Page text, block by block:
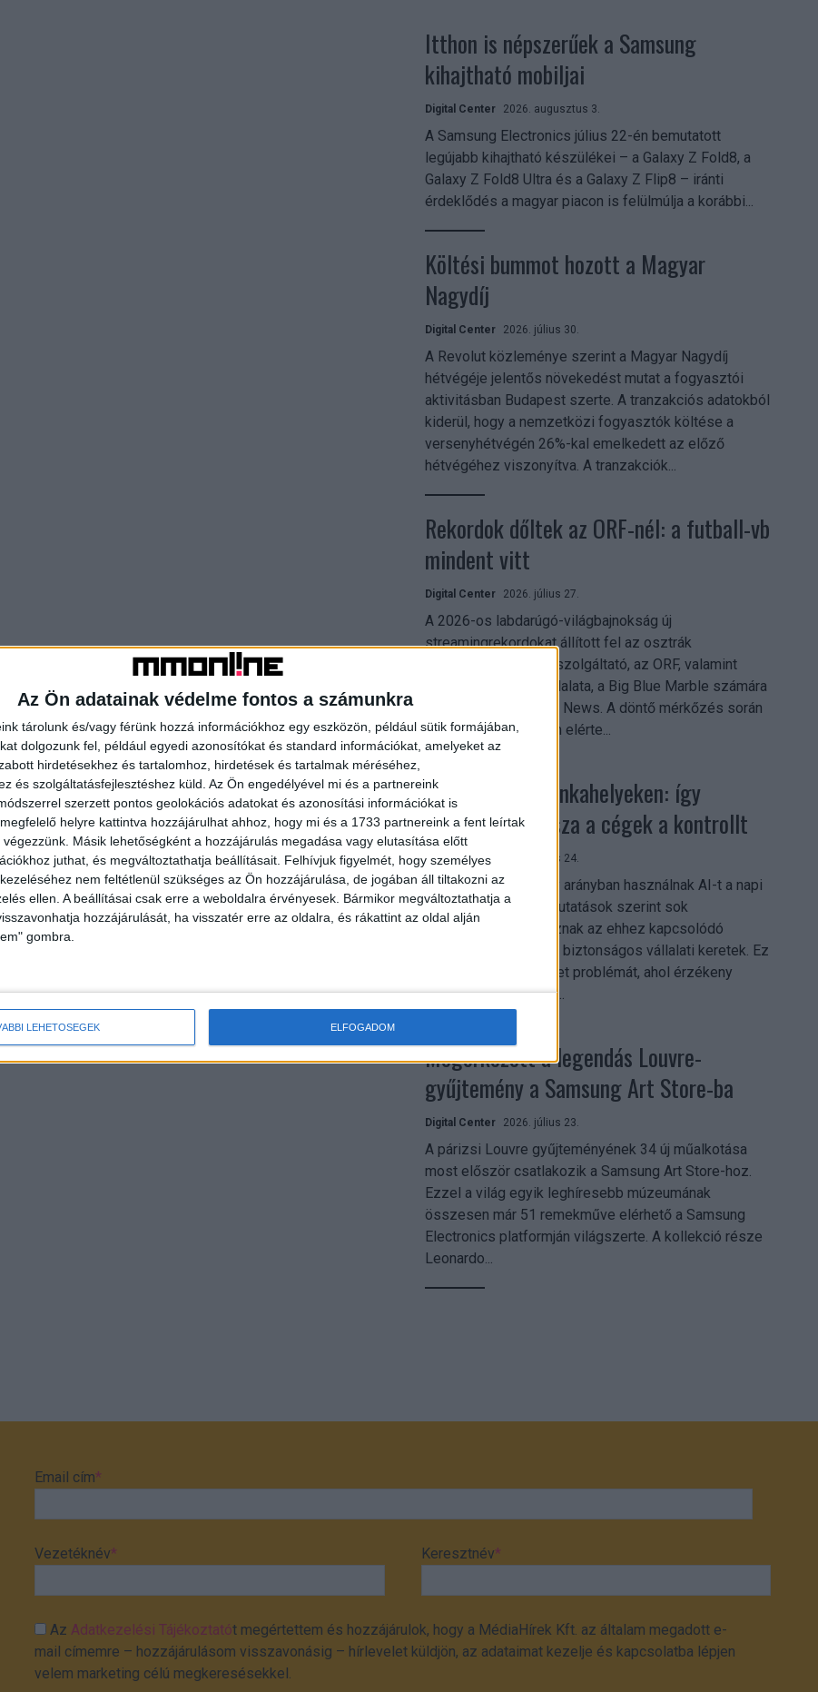
Az Ön adatainak védelme fontos a számunkra
tárolunk és/vagy férünk hozzá információkhoz egy eszközön, például sütik formájában,
dolgozunk fel, például egyedi azonosítókat és standard információkat, amelyeket az
hirdetésekhez és tartalomhoz, hirdetések és tartalmak méréséhez,
és szolgáltatásfejlesztéshez küld. Az Ön engedélyével mi és a partnereink
szerzett pontos geolokációs adatokat és azonosítási információkat is
helyre kattintva hozzájárulhat ahhoz, hogy mi és a 1733 partnereink a fent leírtak
Másik lehetőségként a hozzájárulás megadása vagy elutasítása előtt
juthat, és megváltoztathatja beállításait. Felhívjuk figyelmét, hogy személyes
nem feltétlenül szükséges az Ön hozzájárulása, de jogában áll tiltakozni az
ellen. A beállításai csak erre a weboldalra érvényesek. Bármikor megváltoztathatja a
hozzájárulását, ha visszatér erre az oldalra, és rákattint az oldal alján
gombra.
LEHETŐSÉGEK ELFOGADOM
Itthon is népszerűek a Samsung
kihajtható mobiljai
Digital Center 2026. augusztus 3.
A Samsung Electronics július 22-én bemutatott
legújabb kihajtható készülékei – a Galaxy Z Fold8, a
Galaxy Z Fold8 Ultra és a Galaxy Z Flip8 – iránti
érdeklődés a magyar piacon is felülmúlja a korábbi...
Költési bummot hozott a Magyar
Nagydíj
Digital Center 2026. július 30.
A Revolut közleménye szerint a Magyar Nagydíj
hétvégéje jelentős növekedést mutat a fogyasztói
aktivitásban Budapest szerte. A tranzakciós adatokból
kiderül, hogy a nemzetközi fogyasztók költése a
versenyhétvégén 26%-kal emelkedett az előző
hétvégéhez viszonyítva. A tranzakciók...
Rekordok dőltek az ORF-nél: a futball-vb
mindent vitt
Digital Center 2026. július 27.
A 2026-os labdarúgó-világbajnokság új
streamingrekordokat állított fel az osztrák
közszolgálati műsorszolgáltató, az ORF, valamint
technológiai leányvállalata, a Big Blue Marble számára
– írja a Broadband TV News. A döntő mérkőzés során
az átlagos nézőszám elérte...
Shadow AI a munkahelyeken: így
szerezhetik vissza a cégek a kontrollt
Digital Center 2026. július 24.
A munkavállalók nagy arányban használnak AI-t a napi
munkában, ám friss kutatások szerint sok
szervezetnél hiányoznak az ehhez kapcsolódó
világos irányelvek és biztonságos vállalati keretek. Ez
különösen ott jelenthet problémát, ahol érzékeny
üzleti információkkal...
Megérkezett a legendás Louvre-
gyűjtemény a Samsung Art Store-ba
Digital Center 2026. július 23.
A párizsi Louvre gyűjteményének 34 új műalkotása
most először csatlakozik a Samsung Art Store-hoz.
Ezzel a világ egyik leghíresebb múzeumának
összesen már 51 remekműve elérhető a Samsung
Electronics platformján világszerte. A kollekció része
Leonardo...
Email cím*
Vezetéknév* Keresztnév*
AzAdatkezelési Tájékoztatót megértettem és hozzájárulok, hogy a MédiaHírek Kft. az általam megadott e-
mail címemre – hozzájárulásom visszavonásig – hírlevelet küldjön, az adataimat kezelje és kapcsolatba lépjen
velem marketing célú megkeresésekkel.